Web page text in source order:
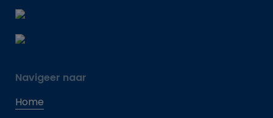
Navigeer naar
Home